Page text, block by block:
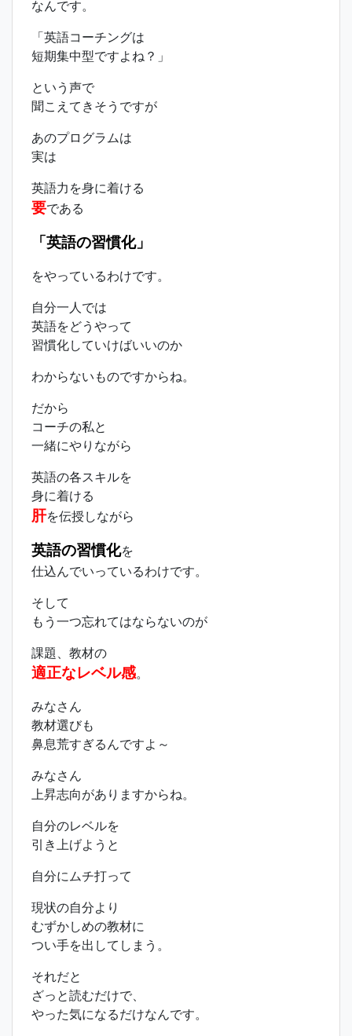
なんです。
「英語コーチングは
短期集中型ですよね？」
という声で
聞こえてきそうですが
あのプログラムは
実は
英語力を身に着ける
要である
「英語の習慣化」
をやっているわけです。
自分一人では
英語をどうやって
習慣化していけばいいのか
わからないものですからね。
だから
コーチの私と
一緒にやりながら
英語の各スキルを
身に着ける
肝を伝授しながら
英語の習慣化を
仕込んでいっているわけです。
そして
もう一つ忘れてはならないのが
課題、教材の
適正なレベル感。
みなさん
教材選びも
鼻息荒すぎるんですよ～
みなさん
上昇志向がありますからね。
自分のレベルを
引き上げようと
自分にムチ打って
現状の自分より
むずかしめの教材に
つい手を出してしまう。
それだと
ざっと読むだけで、
やった気になるだけなんです。